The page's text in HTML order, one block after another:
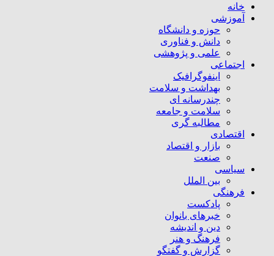
خانه
آموزشی
حوزه و دانشگاه
دانش و فناوری
علمی و پژوهشی
اجتماعی
اینفوگرافیک
بهداشت و سلامت
چندرسانه ای
سلامت و جامعه
مطالبه گری
اقتصادی
بازار و اقتصاد
صنعت
سیاسی
بین الملل
فرهنگی
پادکست
خبرهای بانوان
دین و اندیشه
فرهنگ و هنر
گزارش و گفتگو